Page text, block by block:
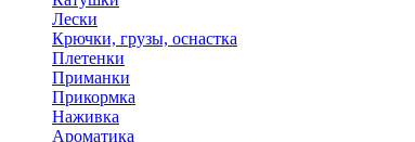
Лески
Крючки, грузы, оснастка
Плетенки
Приманки
Прикормка
Наживка
Ароматика